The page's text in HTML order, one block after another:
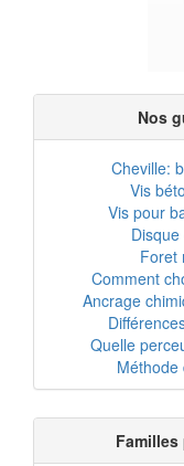
Nos
Cheville:
Vis
Vis pour
Foret
Comment
Ancrage
Quelle